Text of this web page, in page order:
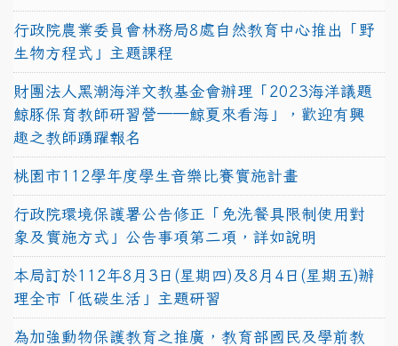
行政院農業委員會林務局8處自然教育中心推出「野
生物方程式」主題課程
財團法人黑潮海洋文教基金會辦理「2023海洋議題
鯨豚保育教師研習營──鯨夏來看海」，歡迎有興
趣之教師踴躍報名
桃園市112學年度學生音樂比賽實施計畫
行政院環境保護署公告修正「免洗餐具限制使用對
象及實施方式」公告事項第二項，詳如說明
本局訂於112年8月3日(星期四)及8月4日(星期五)辦
理全市「低碳生活」主題研習
為加強動物保護教育之推廣，教育部國民及學前教